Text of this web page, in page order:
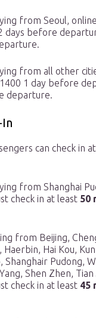
from Seoul,
days before
from all other
1 day before
departure.
can check in
from Shanghai
check in at least 50
from Beijing,
Haerbin, Hai Kou,
Shanghair Pudong,
Shen Zhen, Tian
check in at least 45